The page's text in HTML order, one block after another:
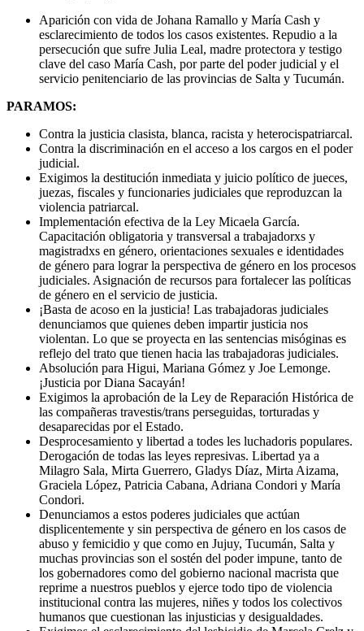
Aparición con vida de Johana Ramallo y María Cash y
esclarecimiento de todos los casos existentes. Repudio a la
persecución que sufre Julia Leal, madre protectora y testigo
clave del caso María Cash, por parte del poder judicial y el
servicio penitenciario de las provincias de Salta y Tucumán.
PARAMOS:
Contra la justicia clasista, blanca, racista y heterocispatriarcal.
Contra la discriminación en el acceso a los cargos en el poder
judicial.
Exigimos la destitución inmediata y juicio político de jueces,
juezas, fiscales y funcionaries judiciales que reproduzcan la
violencia patriarcal.
Implementación efectiva de la Ley Micaela García.
Capacitación obligatoria y transversal a trabajadorxs y
magistradxs en género, orientaciones sexuales e identidades
de género para lograr la perspectiva de género en los procesos
judiciales. Asignación de recursos para fortalecer las políticas
de género en el servicio de justicia.
¡Basta de acoso en la justicia! Las trabajadoras judiciales
denunciamos que quienes deben impartir justicia nos
violentan. Lo que se proyecta en las sentencias misóginas es
reflejo del trato que tienen hacia las trabajadoras judiciales.
Absolución para Higui, Mariana Gómez y Joe Lemonge.
¡Justicia por Diana Sacayán!
Exigimos la aprobación de la Ley de Reparación Histórica de
las compañeras travestis/trans perseguidas, torturadas y
desaparecidas por el Estado.
Desprocesamiento y libertad a todes les luchadoris populares.
Derogación de todas las leyes represivas. Libertad ya a
Milagro Sala, Mirta Guerrero, Gladys Díaz, Mirta Aizama,
Graciela López, Patricia Cabana, Adriana Condori y María
Condori.
Denunciamos a estos poderes judiciales que actúan
displicentemente y sin perspectiva de género en los casos de
abuso y femicidio y que como en Jujuy, Tucumán, Salta y
muchas provincias son el sostén del poder impune, tanto de
los gobernadores como del gobierno nacional macrista que
reprime a nuestros pueblos y ejerce todo tipo de violencia
institucional contra las mujeres, niñes y todos los colectivos
humanos que cuestionan las injusticias y desigualdades.